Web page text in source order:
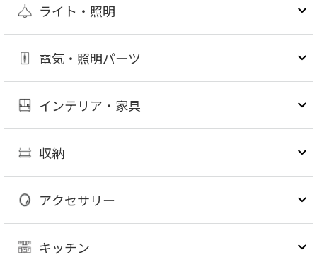
ライト・照明
電気・照明パーツ
インテリア・家具
収納
アクセサリー
キッチン